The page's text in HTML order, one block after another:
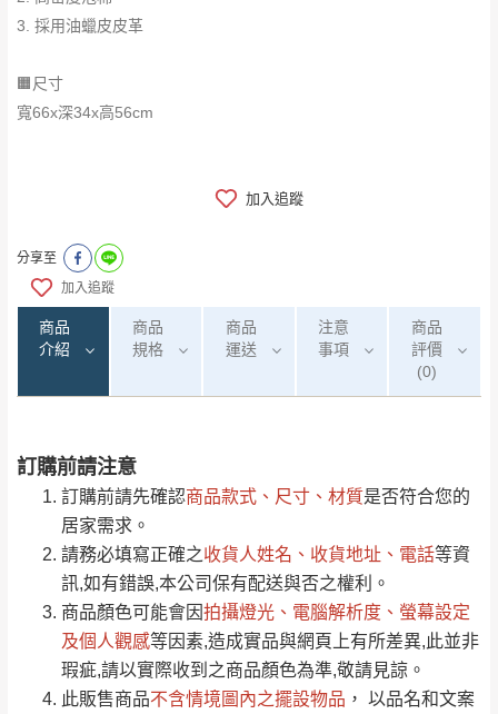
3. 採用油蠟皮皮革
🟧尺寸
寬66x深34x高56cm
加入追蹤
分享至
加入追蹤
商品
介紹
商品
規格
商品
運送
注意
事項
商品
評價
(0)
訂購前請注意
訂購前請先確認商品款式、尺寸、材質是否符合您的
居家需求。
請務必填寫正確之收貨人姓名、收貨地址、電話等資
訊,如有錯誤,本公司保有配送與否之權利。
商品顏色可能會因拍攝燈光、電腦解析度、螢幕設定
及個人觀感等因素,造成實品與網頁上有所差異,此並非
瑕疵,請以實際收到之商品顏色為準,敬請見諒。
此販售商品不含情境圖內之擺設物品 ， 以品名和文案
運 費 說 明
運送地區 運送費用
偏遠地區
（請先線上詢問 LINE
→@dershin ）
桃園 復興鄉
注意事項：
由於品項繁多，網頁無法及時更新，如有需
要購買商品，請於出發前來電或到「官方
Line客服」來信確認商品是否有「現貨」與
「金額」。
若商品價格或庫存有異常，商家有權取消訂
單。部分網路商品恕無法更改原設計或客製，敬請
見諒！
0/5 (0)筆
全部 依評論高至低排列
依評論低至高排列 只顯示附上圖片
只顯示附上評論